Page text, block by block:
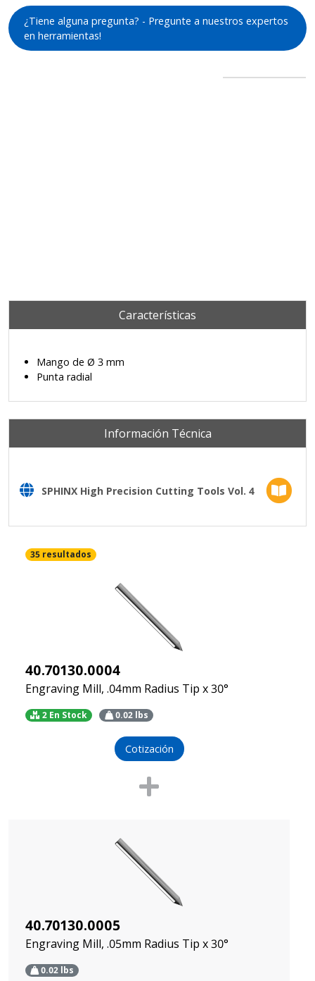
¿Tiene alguna pregunta? - Pregunte a nuestros expertos
en herramientas!
Características
Mango de Ø 3 mm
Punta radial
Información Técnica
SPHINX High Precision Cutting Tools Vol. 4
35 resultados
40.70130.0004
Engraving Mill, .04mm Radius Tip x 30°
2 En Stock 0.02lbs
Cotización
40.70130.0005
Engraving Mill, .05mm Radius Tip x 30°
0.02 lbs